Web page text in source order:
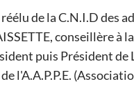
de la C.N.I.D des
conseillère à
puis Président de
l'A.A.P.P.E.